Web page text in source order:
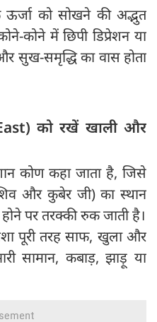
को सोखने की अद्भुत
कोने में छिपी डिप्रेशन या
सुख-समृद्धि का वास होता
को रखें खाली और
कोण कहा जाता है, जिसे
और कुबेर जी) का स्थान
पर तरक्की रुक जाती है।
पूरी तरह साफ, खुला और
सामान, कबाड़, झाड़ू या